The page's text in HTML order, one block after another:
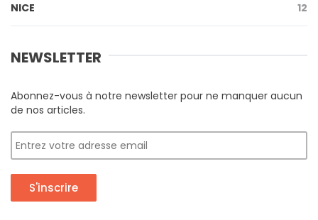
NICE 12
NEWSLETTER
Abonnez-vous à notre newsletter pour ne manquer aucun
de nos articles.
S'inscrire